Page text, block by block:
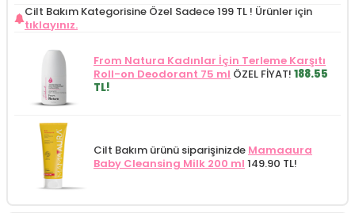
Cilt Bakım Kategorisine Özel Sadece 199 TL ! Ürünler için
tıklayınız.
From Natura Kadınlar İçin Terleme Karşıtı
Roll-on Deodorant 75 ml ÖZEL FİYAT! 188.55
TL!
Cilt Bakım ürünü siparişinizde Mamaaura
Baby Cleansing Milk 200 ml 149.90 TL!